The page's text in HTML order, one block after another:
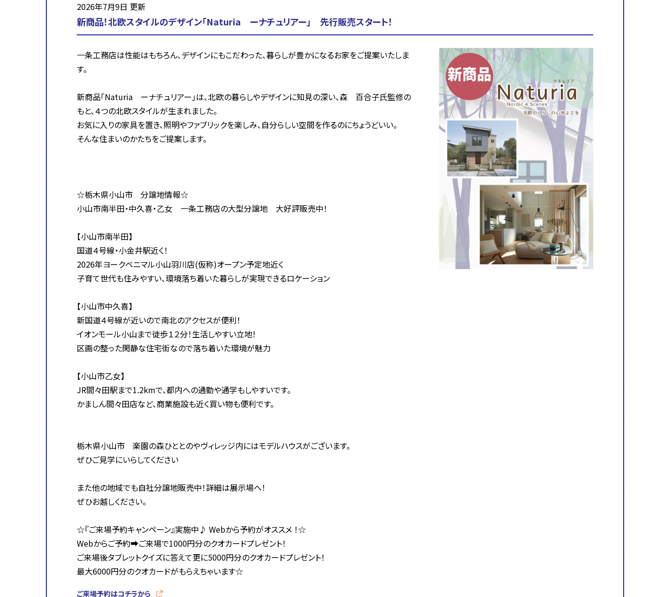
2026年7月9日 更新
新商品！北欧スタイルのデザイン「Naturia ーナチュリアー」 先行販売スタート！
一条工務店は性能はもちろん、デザインにもこだわった、暮らしが豊かになるお家をご提案いたしま
す。
新商品「Naturia ーナチュリアー」は、北欧の暮らしやデザインに知見の深い、森 百合子氏監修の
もと、４つの北欧スタイルが生まれました。
お気に入りの家具を置き、照明やファブリックを楽しみ、自分らしい空間を作るのにちょうどいい。
そんな住まいのかたちをご提案します。
☆栃木県小山市 分譲地情報☆
小山市南半田・中久喜・乙女 一条工務店の大型分譲地 大好評販売中！
【小山市南半田】
国道４号線・小金井駅近く！
2026年ヨークベニマル小山羽川店(仮称)オープン予定地近く
子育て世代も住みやすい、環境落ち着いた暮らしが実現できるロケーション
【小山市中久喜】
新国道４号線が近いので南北のアクセスが便利！
イオンモール小山まで徒歩１２分！生活しやすい立地！
区画の整った閑静な住宅街なので落ち着いた環境が魅力
【小山市乙女】
JR間々田駅まで1.2kmで、都内への通勤や通学もしやすいです。
かましん間々田店など、商業施設も近く買い物も便利です。
栃木県小山市 楽園の森ひととのやヴィレッジ内にはモデルハウスがございます。
ぜひご見学にいらしてください
また他の地域でも自社分譲地販売中！詳細は展示場へ！
ぜひお越しください。
☆『ご来場予約キャンペーン』実施中♪ Webから予約がオススメ ！☆
Webからご予約➡ご来場で1000円分のクオカードプレゼント！
ご来場後タブレットクイズに答えて更に5000円分のクオカードプレゼント！
最大6000円分のクオカードがもらえちゃいます☆
ご来場予約はコチラから